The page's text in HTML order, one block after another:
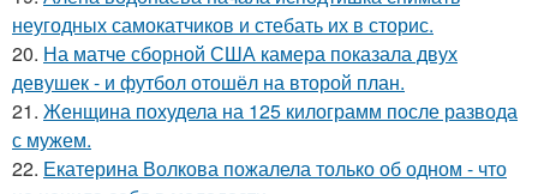
неугодных самокатчиков и стебать их в сторис.
20. На матче сборной США камера показала двух
девушек - и футбол отошёл на второй план.
21. Женщина похудела на 125 килограмм после развода
с мужем.
22. Екатерина Волкова пожалела только об одном - что